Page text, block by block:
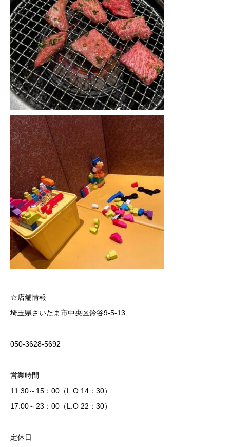
☆店舗情報
埼玉県さいたま市中央区鈴谷9-5-13
050-3628-5692
営業時間
11:30～15：00（L.O 14：30）
17:00～23：00（L.O 22：30）
定休日